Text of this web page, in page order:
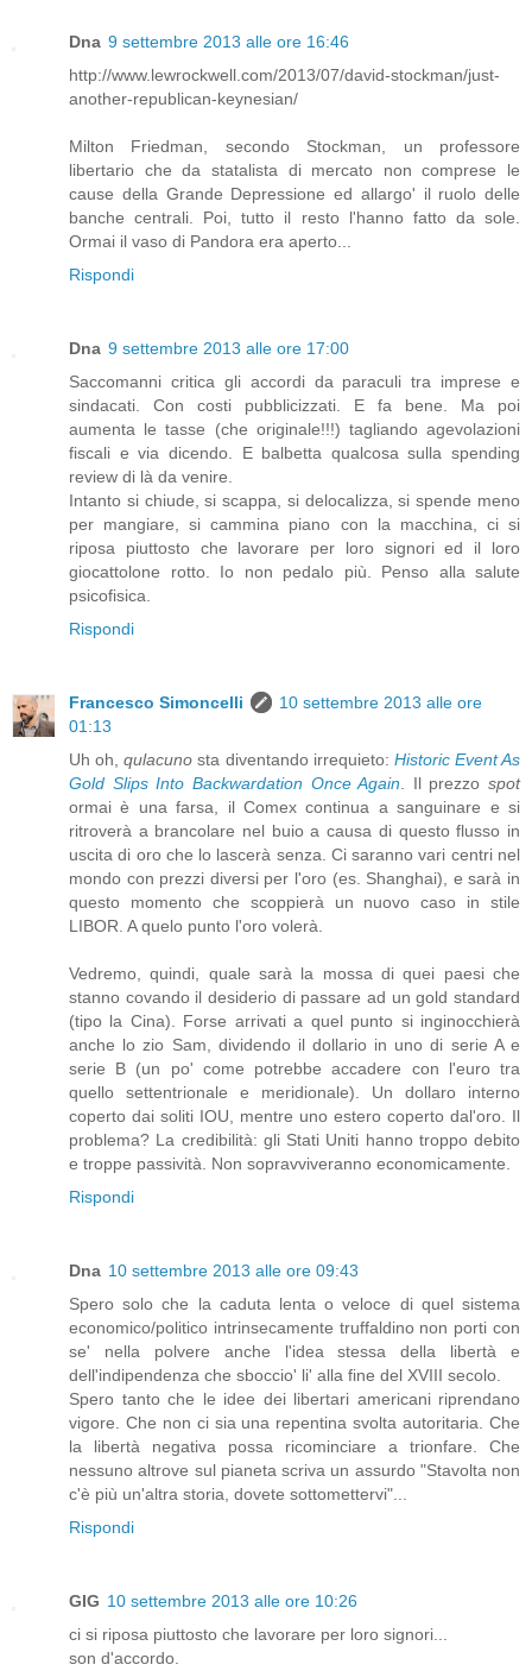
Dna 9 settembre 2013 alle ore 16:46
http://www.lewrockwell.com/2013/07/david-stockman/just-
another-republican-keynesian/
Milton Friedman, secondo Stockman, un professore
libertario che da statalista di mercato non comprese le
cause della Grande Depressione ed allargo' il ruolo delle
banche centrali. Poi, tutto il resto l'hanno fatto da sole.
Ormai il vaso di Pandora era aperto...
Rispondi
Dna 9 settembre 2013 alle ore 17:00
Saccomanni critica gli accordi da paraculi tra imprese e
sindacati. Con costi pubblicizzati. E fa bene. Ma poi
aumenta le tasse (che originale!!!) tagliando agevolazioni
fiscali e via dicendo. E balbetta qualcosa sulla spending
review di là da venire.
Intanto si chiude, si scappa, si delocalizza, si spende meno
per mangiare, si cammina piano con la macchina, ci si
riposa piuttosto che lavorare per loro signori ed il loro
giocattolone rotto. Io non pedalo più. Penso alla salute
psicofisica.
Rispondi
Francesco Simoncelli
10 settembre 2013 alle ore
01:13
Uh oh,qulacuno sta diventando irrequieto: Historic Event As
Gold Slips Into Backwardation Once Again. Il prezzo spot
ormai è una farsa, il Comex continua a sanguinare e si
ritroverà a brancolare nel buio a causa di questo flusso in
uscita di oro che lo lascerà senza. Ci saranno vari centri nel
mondo con prezzi diversi per l'oro (es. Shanghai), e sarà in
questo momento che scoppierà un nuovo caso in stile
LIBOR. A quelo punto l'oro volerà.
Vedremo, quindi, quale sarà la mossa di quei paesi che
stanno covando il desiderio di passare ad un gold standard
(tipo la Cina). Forse arrivati a quel punto si inginocchierà
anche lo zio Sam, dividendo il dollario in uno di serie A e
serie B (un po' come potrebbe accadere con l'euro tra
quello settentrionale e meridionale). Un dollaro interno
coperto dai soliti IOU, mentre uno estero coperto dal'oro. Il
problema? La credibilità: gli Stati Uniti hanno troppo debito
e troppe passività. Non sopravviveranno economicamente.
Rispondi
Dna 10 settembre 2013 alle ore 09:43
Spero solo che la caduta lenta o veloce di quel sistema
economico/politico intrinsecamente truffaldino non porti con
se' nella polvere anche l'idea stessa della libertà e
dell'indipendenza che sboccio' li' alla fine del XVIII secolo.
Spero tanto che le idee dei libertari americani riprendano
vigore. Che non ci sia una repentina svolta autoritaria. Che
la libertà negativa possa ricominciare a trionfare. Che
nessuno altrove sul pianeta scriva un assurdo "Stavolta non
c'è più un'altra storia, dovete sottomettervi"...
Rispondi
GIG 10 settembre 2013 alle ore 10:26
ci si riposa piuttosto che lavorare per loro signori...
son d'accordo.